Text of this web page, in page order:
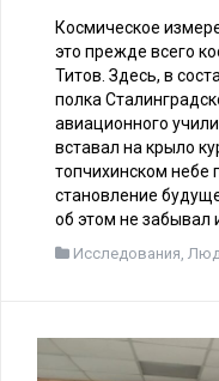
Космическое
это прежде всего
Титов. Здесь, в
полка
авиационного
вставал на крыло
топчихинском небе
становление
об этом не забывал
Исследования